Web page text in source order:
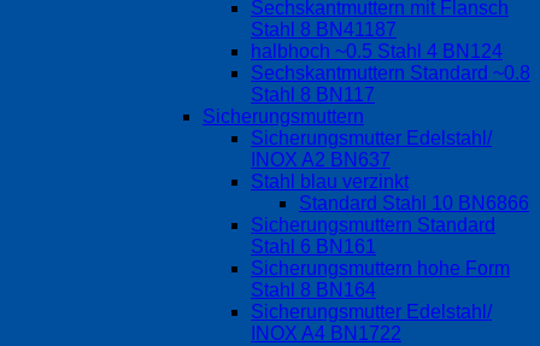
Sechskantmuttern mit Flansch
Stahl 8 BN41187
halbhoch ~0.5 Stahl 4 BN124
Sechskantmuttern Standard ~0.8
Stahl 8 BN117
Sicherungsmuttern
Sicherungsmutter Edelstahl/
INOX A2 BN637
Stahl blau verzinkt
Standard Stahl 10 BN6866
Sicherungsmuttern Standard
Stahl 6 BN161
Sicherungsmuttern hohe Form
Stahl 8 BN164
Sicherungsmutter Edelstahl/
INOX A4 BN1722